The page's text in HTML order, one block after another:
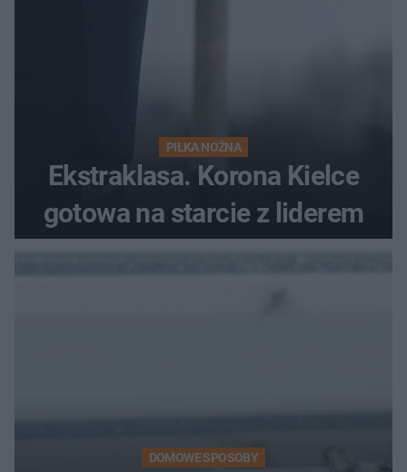
PIŁKA NOŻNA
Ekstraklasa. Korona Kielce
gotowa na starcie z liderem
DOMOWE SPOSOBY